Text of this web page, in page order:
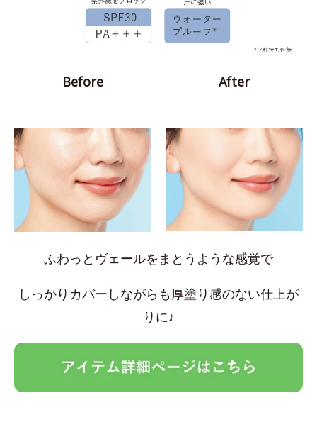
Before After
ふわっとヴェールをまとうような感覚で
しっかりカバーしながらも厚塗り感のない仕上が
りに♪